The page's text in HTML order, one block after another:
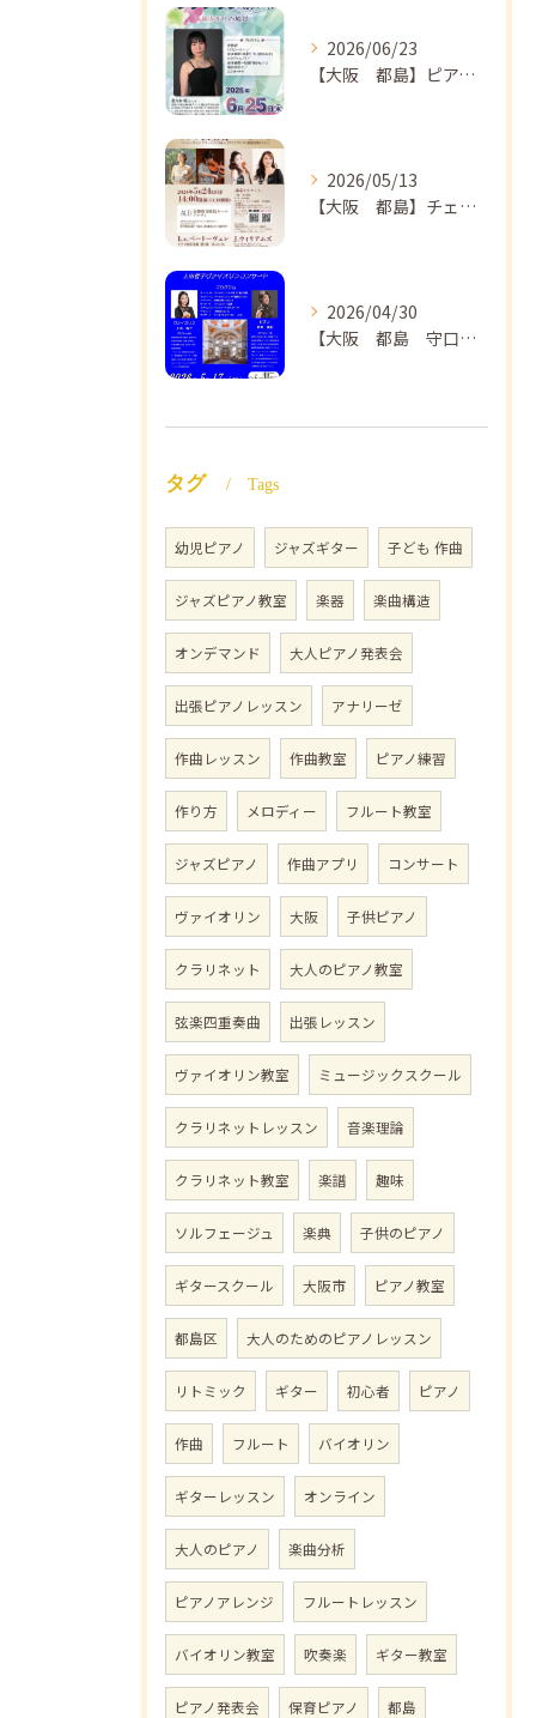
2026/06/23
【大阪 都島】ピアノ教室ならNAOMIミュージックスクール ピアノ講師 佐々木唯先生のコンサートのご案内🎵
2026/05/13
【大阪 都島】チェロ教室 NAOMIミュージックスクール❣️チェリスト中島紗理先生のコンサートのご案内🎵
2026/04/30
【大阪 都島 守口】ヴァイオリン教室❣️NAOMIミュージックスクール🎵ヴァイオリン講師 上田哲子先生のコンサートのご案内❗️
タグ Tags
幼児ピアノ ジャズギター 子ども 作曲
ジャズピアノ教室 楽器 楽曲構造
オンデマンド 大人ピアノ発表会
出張ピアノレッスン アナリーゼ
作曲レッスン 作曲教室 ピアノ練習
作り方 メロディー フルート教室
ジャズピアノ 作曲アプリ コンサート
ヴァイオリン 大阪 子供ピアノ
クラリネット 大人のピアノ教室
弦楽四重奏曲 出張レッスン
ヴァイオリン教室 ミュージックスクール
クラリネットレッスン 音楽理論
クラリネット教室 楽譜 趣味
ソルフェージュ 楽典 子供のピアノ
ギタースクール 大阪市 ピアノ教室
都島区 大人のためのピアノレッスン
リトミック ギター 初心者 ピアノ
作曲 フルート バイオリン
ギターレッスン オンライン
大人のピアノ 楽曲分析
ピアノアレンジ フルートレッスン
バイオリン教室 吹奏楽 ギター教室
ピアノ発表会 保育ピアノ 都島